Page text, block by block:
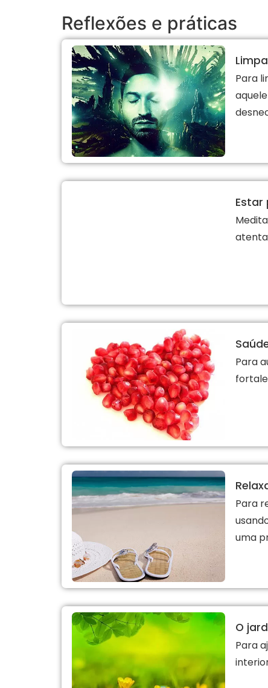
Reflexões e práticas
Para
Estar
Para
Para
uma
O
Para